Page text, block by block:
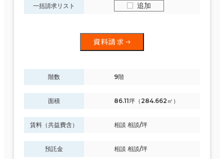
一括請求リスト 追加
資料請求
階数 9階
面積 86.11坪（284.662㎡）
賃料（共益費含） 相談 相談/坪
預託金 相談 相談/坪
エリアを追加・変更する
福岡市
博多区
駅徒歩
10分以内
入居可能時期
即入居可能